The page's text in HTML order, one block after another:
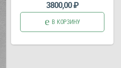
3800,00₽
В КОРЗИНУ